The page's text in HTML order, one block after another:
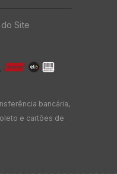
Site
bancária,
e cartões de